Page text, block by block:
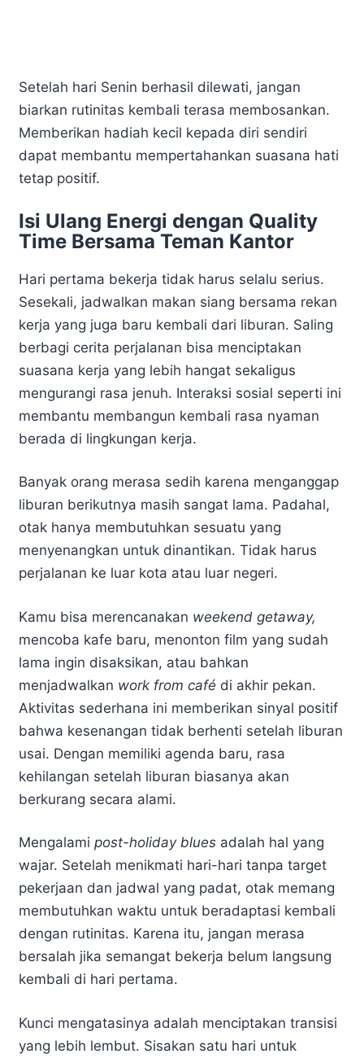
Setelah hari Senin berhasil dilewati, jangan
biarkan rutinitas kembali terasa membosankan.
Memberikan hadiah kecil kepada diri sendiri
dapat membantu mempertahankan suasana hati
tetap positif.
Isi Ulang Energi dengan Quality
Time Bersama Teman Kantor
Hari pertama bekerja tidak harus selalu serius.
Sesekali, jadwalkan makan siang bersama rekan
kerja yang juga baru kembali dari liburan. Saling
berbagi cerita perjalanan bisa menciptakan
suasana kerja yang lebih hangat sekaligus
mengurangi rasa jenuh. Interaksi sosial seperti ini
membantu membangun kembali rasa nyaman
berada di lingkungan kerja.
Banyak orang merasa sedih karena menganggap
liburan berikutnya masih sangat lama. Padahal,
otak hanya membutuhkan sesuatu yang
menyenangkan untuk dinantikan. Tidak harus
perjalanan ke luar kota atau luar negeri.
Kamu bisa merencanakan weekend getaway,
mencoba kafe baru, menonton film yang sudah
lama ingin disaksikan, atau bahkan
menjadwalkan work from café di akhir pekan.
Aktivitas sederhana ini memberikan sinyal positif
bahwa kesenangan tidak berhenti setelah liburan
usai. Dengan memiliki agenda baru, rasa
kehilangan setelah liburan biasanya akan
berkurang secara alami.
Mengalami post-holiday blues adalah hal yang
wajar. Setelah menikmati hari-hari tanpa target
pekerjaan dan jadwal yang padat, otak memang
membutuhkan waktu untuk beradaptasi kembali
dengan rutinitas. Karena itu, jangan merasa
bersalah jika semangat bekerja belum langsung
kembali di hari pertama.
Kunci mengatasinya adalah menciptakan transisi
yang lebih lembut. Sisakan satu hari untuk